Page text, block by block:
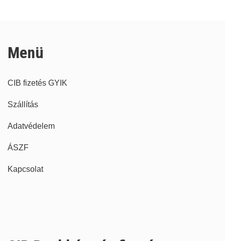
Menü
CIB fizetés GYIK
Szállítás
Adatvédelem
ÁSZF
Kapcsolat